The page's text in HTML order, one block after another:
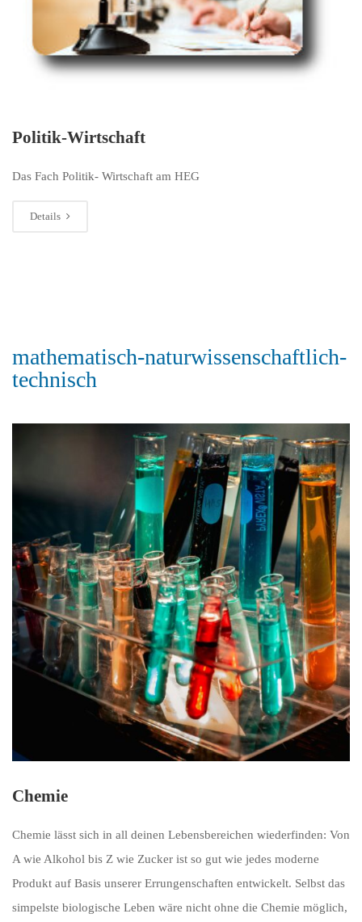
Politik-Wirtschaft
Das Fach Politik- Wirtschaft am HEG
Details
mathematisch-naturwissenschaftlich-
technisch
Chemie
Chemie lässt sich in all deinen Lebensbereichen wiederfinden: Von
A wie Alkohol bis Z wie Zucker ist so gut wie jedes moderne
Produkt auf Basis unserer Errungenschaften entwickelt. Selbst das
simpelste biologische Leben wäre nicht ohne die Chemie möglich,